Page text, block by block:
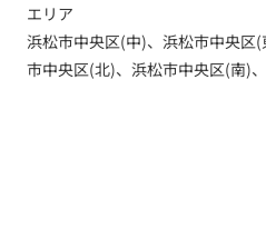
エリア
浜松市中央区(中)、浜松市中央区
市中央区(北)、浜松市中央区(南)